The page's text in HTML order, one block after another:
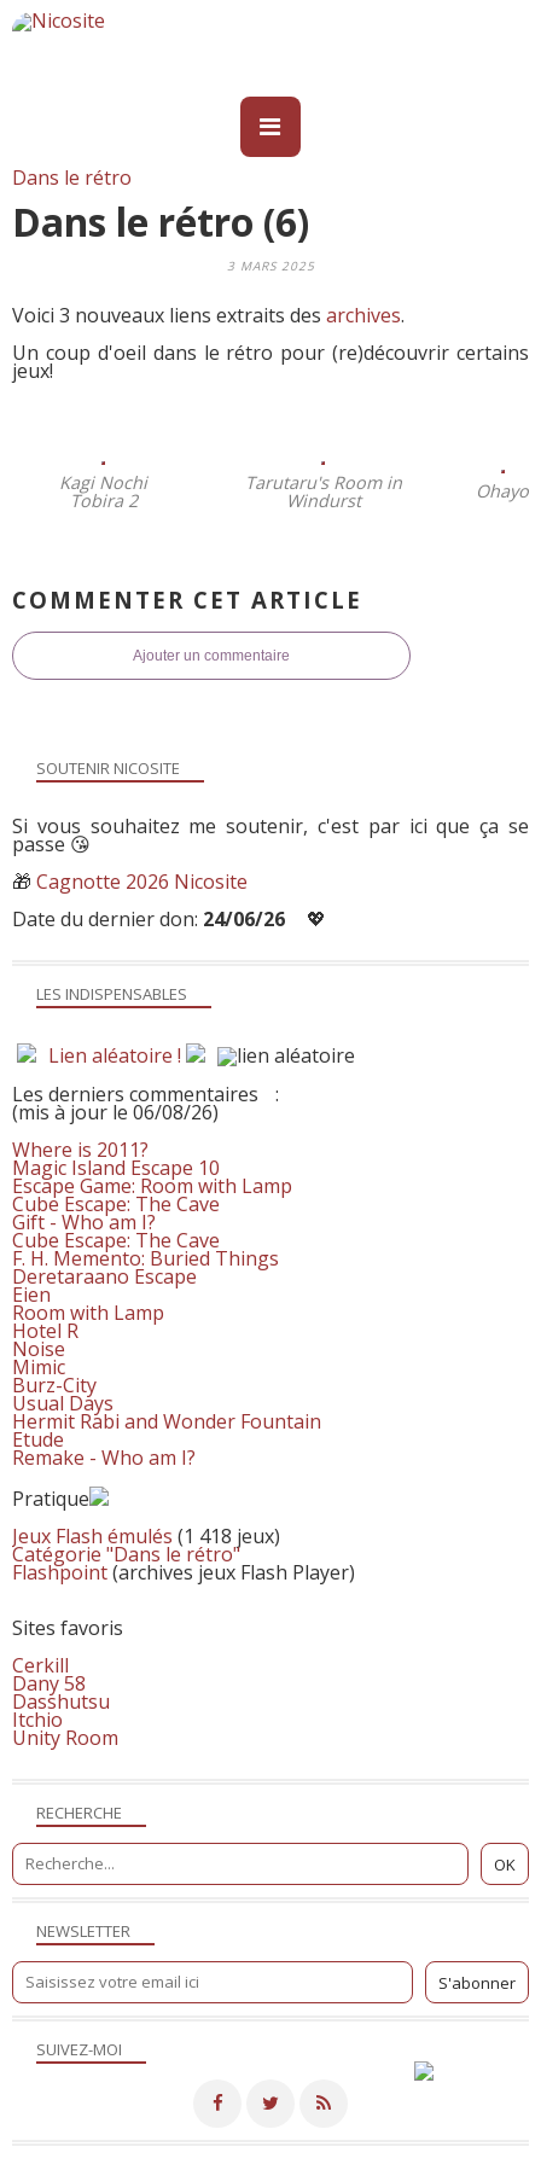
Dans le rétro
Dans le rétro (6)
3 MARS 2025
Voici 3 nouveaux liens extraits des archives.
Un coup d'oeil dans le rétro pour (re)découvrir certains
jeux!
Kagi Nochi
Tobira 2
Tarutaru's Room in
Windurst Ohayo
COMMENTER CET ARTICLE
Ajouter un commentaire
NEWSLETTER
SUIVEZ-MOI
RECHERCHE
LES INDISPENSABLES
Lien aléatoire !
Les derniers commentaires
:
(mis à jour le 06/08/26)
Where is 2011?
Magic Island Escape 10
Escape Game: Room with Lamp
Cube Escape: The Cave
Gift - Who am I?
Cube Escape: The Cave
F. H. Memento: Buried Things
Deretaraano Escape
Eien
Room with Lamp
Hotel R
Noise
Mimic
Burz-City
Usual Days
Hermit Rabi and Wonder Fountain
Etude
Remake - Who am I?
Pratique
Jeux Flash émulés (1 418 jeux)
Catégorie "Dans le rétro"
Flashpoint(archives jeux Flash Player)
Sites favoris
Cerkill
Dany 58
Dasshutsu
Itchio
Unity Room
SOUTENIR NICOSITE
Si vous souhaitez me soutenir, c'est par ici que ça se
passe 😘
🎁 Cagnotte 2026 Nicosite
Date du dernier don: 24/06/26 💖